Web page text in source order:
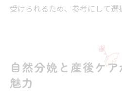
受けられるため、参考にして選
自然分娩と産後ケ
魅力